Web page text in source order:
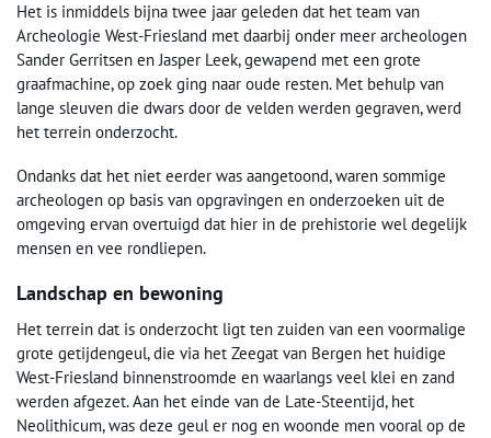
Het is inmiddels bijna twee jaar geleden dat het team van
Archeologie West-Friesland met daarbij onder meer archeologen
Sander Gerritsen en Jasper Leek, gewapend met een grote
graafmachine, op zoek ging naar oude resten. Met behulp van
lange sleuven die dwars door de velden werden gegraven, werd
het terrein onderzocht.
Ondanks dat het niet eerder was aangetoond, waren sommige
archeologen op basis van opgravingen en onderzoeken uit de
omgeving ervan overtuigd dat hier in de prehistorie wel degelijk
mensen en vee rondliepen.
Landschap en bewoning
Het terrein dat is onderzocht ligt ten zuiden van een voormalige
grote getijdengeul, die via het Zeegat van Bergen het huidige
West-Friesland binnenstroomde en waarlangs veel klei en zand
werden afgezet. Aan het einde van de Late-Steentijd, het
Neolithicum, was deze geul er nog en woonde men vooral op de